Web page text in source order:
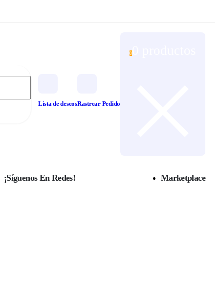
Lista de deseosRastrear Pedido
0
¡Síguenos En Redes! Marketplace